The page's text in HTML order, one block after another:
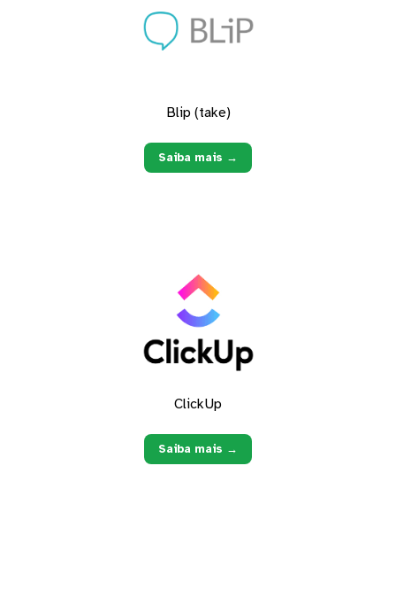
Blip (take)
Saiba mais →
ClickUp
Saiba mais →